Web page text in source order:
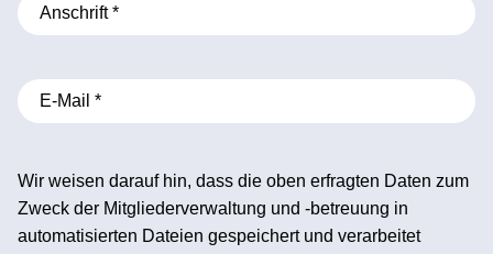
Wir weisen darauf hin, dass die oben erfragten Daten zum
Zweck der Mitgliederverwaltung und -betreuung in
automatisierten Dateien gespeichert und verarbeitet